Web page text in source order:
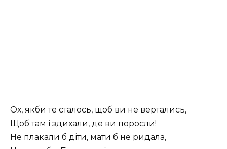
Ох, якби те сталось, щоб ви не вертались,
Щоб там і здихали, де ви поросли!
Не плакали б діти, мати б не ридала,